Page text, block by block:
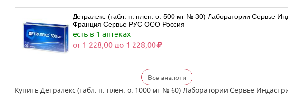
Детралекс (табл. п. плен. о. 500 мг № 30) Лаборатории Сервье
Франция Сервье РУС ООО Россия
есть в 1 аптеках
от 1 228,00 до 1 228,00
Детралекс (табл. п. плен. о. 500 мг № 60) Лаборатории Сервье
Франция Сервье РУС ООО Россия
Все аналоги
Купить Детралекс (табл. п. плен. о. 1000 мг № 60) Лаборатории Сервье